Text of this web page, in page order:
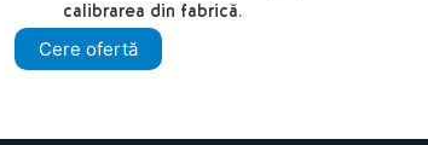
calibrarea din fabrică.
Cere ofertă